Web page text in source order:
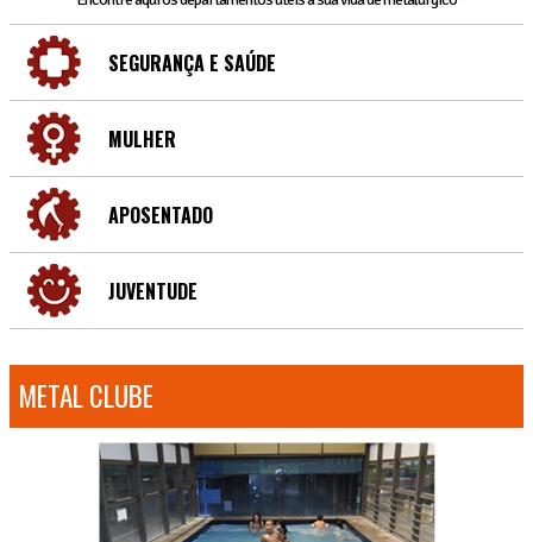
SEGURANÇA E SAÚDE
MULHER
APOSENTADO
JUVENTUDE
METAL CLUBE